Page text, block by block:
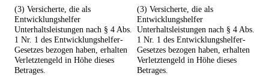
(3) Versicherte, die als
Entwicklungshelfer
Unterhaltsleistungen nach § 4 Abs.
1 Nr. 1 des Entwicklungshelfer-
Gesetzes bezogen haben, erhalten
Verletztengeld in Höhe dieses
Betrages.
(3) Versicherte, die als
Entwicklungshelfer
Unterhaltsleistungen nach § 4 Abs.
1 Nr. 1 des Entwicklungshelfer-
Gesetzes bezogen haben, erhalten
Verletztengeld in Höhe dieses
Betrages.